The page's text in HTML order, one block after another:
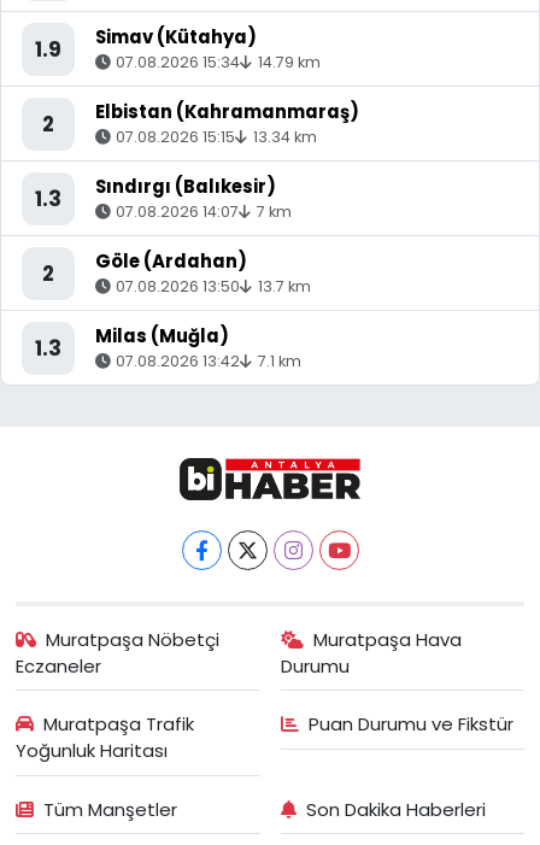
1.9 Simav (Kütahya)
07.08.2026 15:34 14.79 km
2 Elbistan (Kahramanmaraş)
07.08.2026 15:15 13.34 km
1.3 Sındırgı (Balıkesir)
07.08.2026 14:07 7 km
2 Göle (Ardahan)
07.08.2026 13:50 13.7 km
1.3 Milas (Muğla)
07.08.2026 13:42 7.1 km
Muratpaşa Nöbetçi
Eczaneler
Muratpaşa Hava
Durumu
Muratpaşa Trafik
Yoğunluk Haritası
Puan Durumu ve Fikstür
Tüm Manşetler Son Dakika Haberleri